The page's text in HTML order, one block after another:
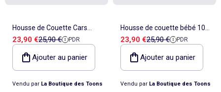
Housse de Couette Cars
Champion 100x135 cm +
Taie - Parure de lit bébé
Prix de vente
23,90 €Prix de référence
25,90 € PDR
Ajouter au panier
Vendu par La Boutique des Toons
Housse de couette bébé 100
cm x 135 cm 100% coton
imprimé lapins CMP
Prix de vente
23,90 €Prix de référence
25,90 € PDR
Ajouter au panier
Vendu par La Boutique des Toons